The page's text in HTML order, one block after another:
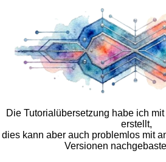
Die Tutorialübersetzung habe ich
erstellt,
dies kann aber auch problemlos mit
Versionen